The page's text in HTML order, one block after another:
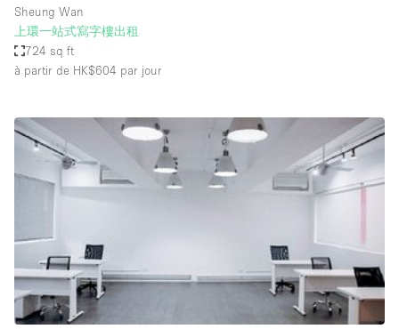
Mobilier
Parking Privé
Plusieurs Pièces
Presentoir Vitrine
Rooftop / Terrasse
Smoking Area
Soundproof
Style Haussmannien
Sheung Wan
上環一站式寫字樓出租
724 sq ft
à partir de HK$604 par jour